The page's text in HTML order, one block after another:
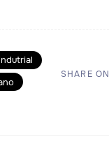
SHARE ON